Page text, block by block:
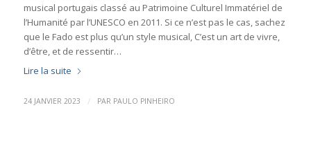
musical portugais classé au Patrimoine Culturel Immatériel de
l’Humanité par l’UNESCO en 2011. Si ce n’est pas le cas, sachez
que le Fado est plus qu’un style musical, C’est un art de vivre,
d’être, et de ressentir…
Lire la suite
24 JANVIER 2023 / PAR PAULO PINHEIRO